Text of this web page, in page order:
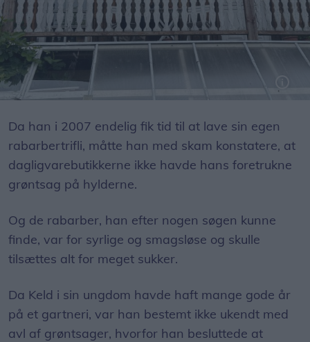
Da han i 2007 endelig fik tid til at lave sin egen
rabarbertrifli, måtte han med skam konstatere, at
dagligvarebutikkerne ikke havde hans foretrukne
grøntsag på hylderne.
Og de rabarber, han efter nogen søgen kunne
finde, var for syrlige og smagsløse og skulle
tilsættes alt for meget sukker.
Da Keld i sin ungdom havde haft mange gode år
på et gartneri, var han bestemt ikke ukendt med
avl af grøntsager, hvorfor han besluttede at